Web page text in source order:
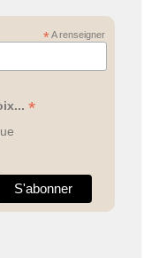
*A renseigner
*